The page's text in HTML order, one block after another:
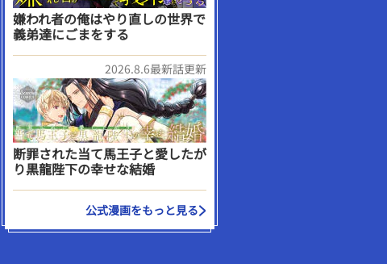
嫌われ者の俺はやり直しの世界で
義弟達にごまをする
2026.8.6最新話更新
断罪された当て馬王子と愛したが
り黒龍陛下の幸せな結婚
公式漫画をもっと見る